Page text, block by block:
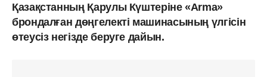
Қазақстанның Қарулы Күштеріне «Arma»
брондалған дөңгелекті машинасының үлгісін
өтеусіз негізде беруге дайын.